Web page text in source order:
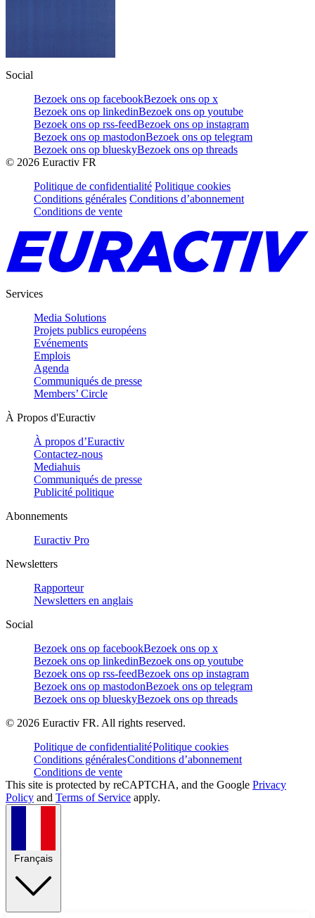
Social
Bezoek ons op facebookBezoek ons op x
Bezoek ons op linkedinBezoek ons op youtube
Bezoek ons op rss-feedBezoek ons op instagram
Bezoek ons op mastodonBezoek ons op telegram
Bezoek ons op blueskyBezoek ons op threads
© 2026 Euractiv FR
Politique de confidentialité Politique cookies
Conditions générales Conditions d’abonnement
Conditions de vente
Services
Media Solutions
Projets publics européens
Evénements
Emplois
Agenda
Communiqués de presse
Members’ Circle
À Propos d'Euractiv
À propos d’Euractiv
Contactez-nous
Mediahuis
Communiqués de presse
Publicité politique
Abonnements
Euractiv Pro
Newsletters
Rapporteur
Newsletters en anglais
Social
Bezoek ons op facebookBezoek ons op x
Bezoek ons op linkedinBezoek ons op youtube
Bezoek ons op rss-feedBezoek ons op instagram
Bezoek ons op mastodonBezoek ons op telegram
Bezoek ons op blueskyBezoek ons op threads
© 2026 Euractiv FR. All rights reserved.
Politique de confidentialitéPolitique cookies
Conditions généralesConditions d’abonnement
Conditions de vente
This site is protected by reCAPTCHA, and the Google Privacy
Policy and Terms of Service apply.
Français